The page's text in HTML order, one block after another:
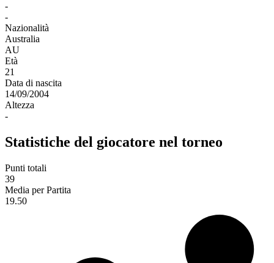
-
-
Nazionalità
Australia
AU
Età
21
Data di nascita
14/09/2004
Altezza
-
Statistiche del giocatore nel torneo
Punti totali
39
Media per Partita
19.50